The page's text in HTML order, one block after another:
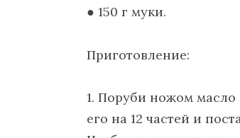
● 150 г муки.
Приготовление:
1. Поруби ножом масло
его на 12 частей и